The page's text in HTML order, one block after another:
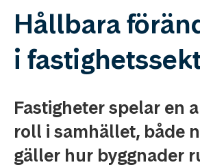
Hållbara
i
Fastigheter spelar en
roll i samhället, både
gäller hur byggnader